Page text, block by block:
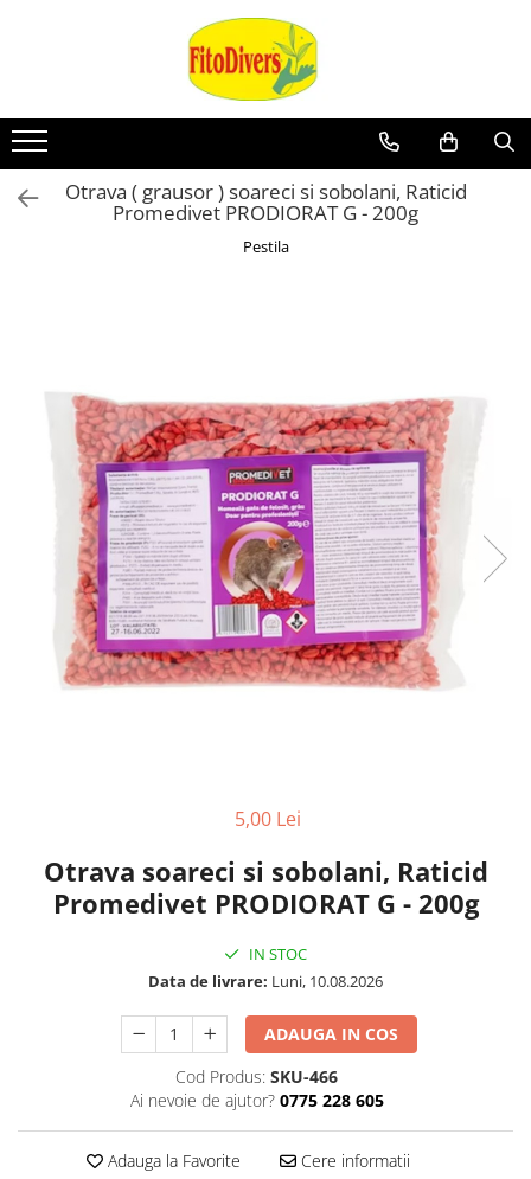
Otrava ( grausor ) soareci si sobolani, Raticid
Promedivet PRODIORAT G - 200g
Pestila
5,00 Lei
Otrava soareci si sobolani, Raticid
Promedivet PRODIORAT G - 200g
IN STOC
Data de livrare: Luni, 10.08.2026
ADAUGA IN COS
Cod Produs: SKU-466
Ai nevoie de ajutor? 0775 228 605
Adauga la Favorite Cere informatii